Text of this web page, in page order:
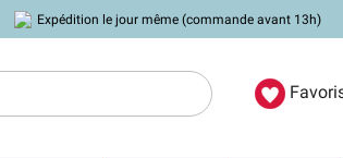
Expédition le jour même (commande avant 13h)